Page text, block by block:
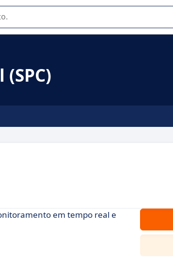
em tempo real e